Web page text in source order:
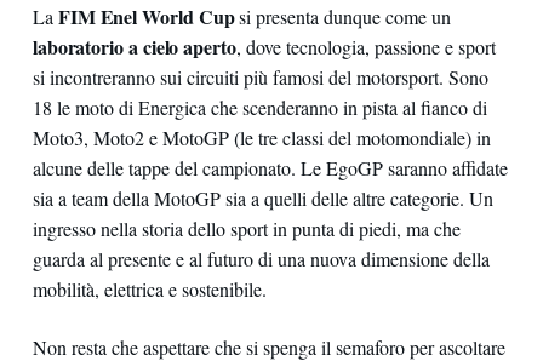
La FIM Enel World Cupsi presenta dunque come un
laboratorio a cielo aperto, dove tecnologia, passione e sport
si incontreranno sui circuiti più famosi del motorsport. Sono
18 le moto di Energica che scenderanno in pista al fianco di
Moto3, Moto2 e MotoGP (le tre classi del motomondiale) in
alcune delle tappe del campionato. Le EgoGP saranno affidate
sia a team della MotoGP sia a quelli delle altre categorie. Un
ingresso nella storia dello sport in punta di piedi, ma che
guarda al presente e al futuro di una nuova dimensione della
mobilità, elettrica e sostenibile.
Non resta che aspettare che si spenga il semaforo per ascoltare